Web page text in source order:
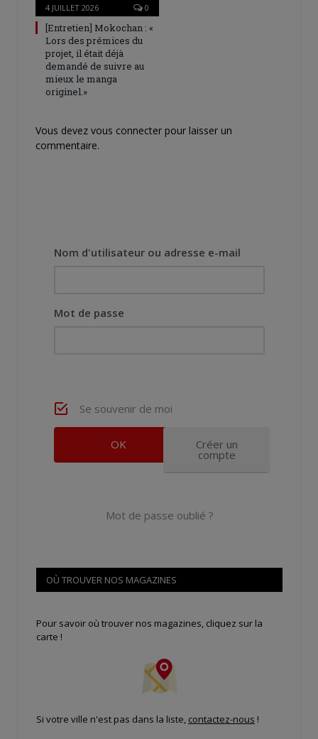
4 JUILLET 2026 0
[Entretien] Mokochan : «
Lors des prémices du
projet, il était déjà
demandé de suivre au
mieux le manga
originel.»
Vous devez vous connecter pour laisser un
commentaire.
Nom d'utilisateur ou adresse e-mail
Mot de passe
Se souvenir de moi
Créer un
compte
Mot de passe oublié ?
OÙ TROUVER NOS MAGAZINES
Pour savoir où trouver nos magazines, cliquez sur la
carte !
Si votre ville n'est pas dans la liste, contactez-nous !